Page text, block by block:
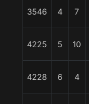
3546 4 7
4225 5 10
4228 6 4